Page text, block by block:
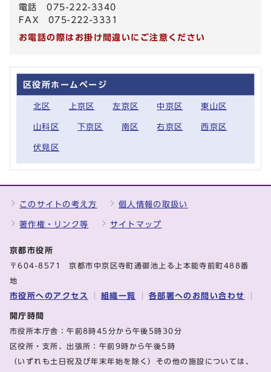
電話 075-222-3340
FAX 075-222-3331
お電話の際はお掛け間違いにご注意ください
区役所ホームページ
北区 上京区 左京区 中京区 東山区
山科区 下京区 南区 右京区 西京区
伏見区
このサイトの考え方 個人情報の取扱い
著作権・リンク等 サイトマップ
京都市役所
〒604-8571 京都市中京区寺町通御池上る上本能寺前町488番
地
市役所へのアクセス 組織一覧 各部署へのお問い合わせ
開庁時間
市役所本庁舎：午前8時45分から午後5時30分
区役所・支所、出張所：午前9時から午後5時
（いずれも土日祝及び年末年始を除く）その他の施設については、